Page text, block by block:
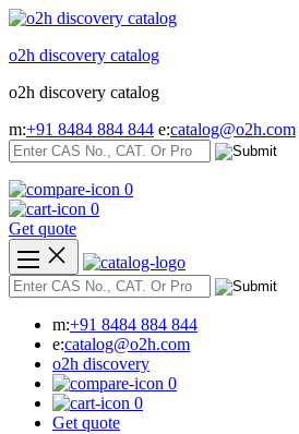
Skip
content
o2h discovery catalog
o2h discovery catalog
m:+91 8484 884 844 e:catalog@o2h.com
0
0
Get quote
m:+91 8484 884 844
e:catalog@o2h.com
o2h discovery
0
0
Get quote